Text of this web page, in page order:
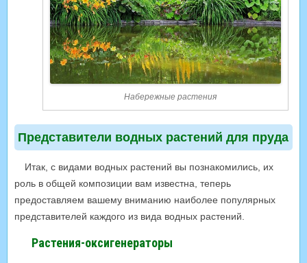
Набережные растения
Представители водных растений для пруда
Итак, с видами водных растений вы познакомились, их
роль в общей композиции вам известна, теперь
предоставляем вашему вниманию наиболее популярных
представителей каждого из вида водных растений.
Растения-оксигенераторы